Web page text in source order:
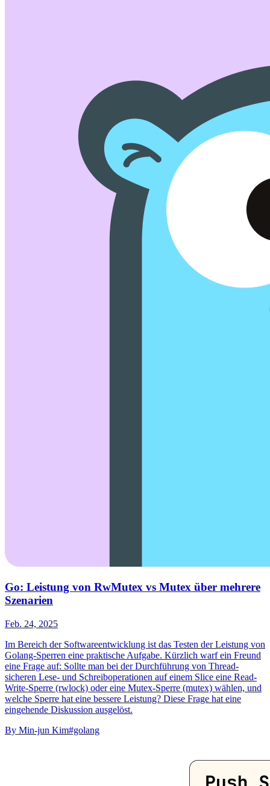
Go: Leistung von RwMutex vs Mutex über mehrere
Szenarien
Feb. 24, 2025
Im Bereich der Softwareentwicklung ist das Testen der Leistung von
Golang-Sperren eine praktische Aufgabe. Kürzlich warf ein Freund
eine Frage auf: Sollte man bei der Durchführung von Thread-
sicheren Lese- und Schreiboperationen auf einem Slice eine Read-
Write-Sperre (rwlock) oder eine Mutex-Sperre (mutex) wählen, und
welche Sperre hat eine bessere Leistung? Diese Frage hat eine
eingehende Diskussion ausgelöst.
By Min-jun Kim#golang